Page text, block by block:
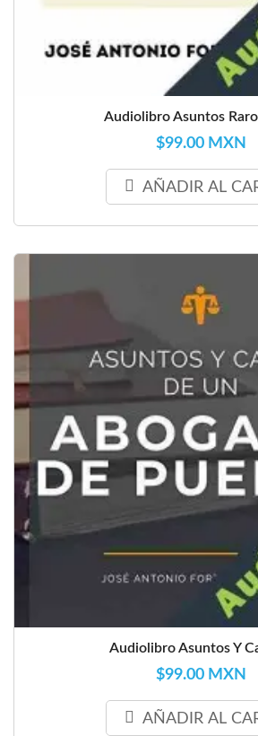
Audiolibro Asuntos
$99.00 MXN
AÑADIR AL
Audiolibro Asuntos Y
$99.00 MXN
AÑADIR AL